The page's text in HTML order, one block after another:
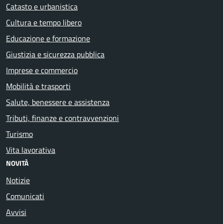
Catasto e urbanistica
Cultura e tempo libero
Educazione e formazione
Giustizia e sicurezza pubblica
Imprese e commercio
Mobilità e trasporti
Salute, benessere e assistenza
Tributi, finanze e contravvenzioni
Turismo
Vita lavorativa
NOVITÀ
Notizie
Comunicati
Avvisi